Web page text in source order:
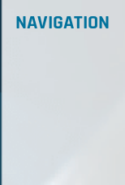
NAVIGATION